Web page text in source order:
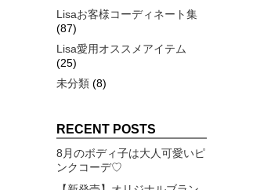
Lisaお客様コーディネート集
(87)
Lisa愛用オススメアイテム
(25)
未分類 (8)
RECENT POSTS
8月のボディ子は大人可愛いピ
ンクコーデ♡